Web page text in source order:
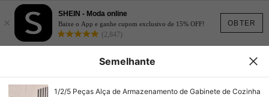
OBTER
×
SHEIN - Moda online
Baixe o App e ganhe cupom exclusivo de 15% OFF!
(2,847)
Semelhante
1/2/5 Peças Alça de Armazenamento de Gabinete de Cozinha